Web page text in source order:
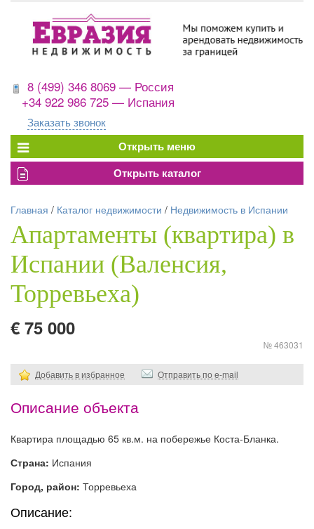
8 (499) 346 8069 — Россия
+34 922 986 725 — Испания
Заказать звонок
Главная / Каталог недвижимости / Недвижимость в Испании
Апартаменты (квартира) в
Испании (Валенсия,
Торревьеха)
€ 75 000
№ 463031
Добавить в избранное Отправить по e-mail
Описание объекта
Квартира площадью 65 кв.м. на побережье Коста-Бланка.
Страна: Испания
Город, район: Торревьеха
Описание: